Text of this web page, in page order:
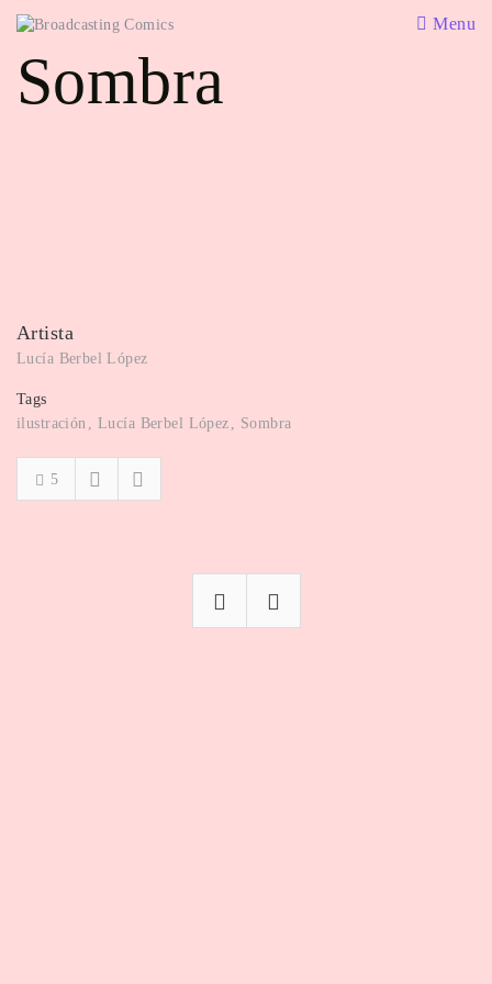
Menu
Sombra
Artista
Lucía Berbel López
Tags
ilustración
Lucía Berbel López Sombra
5